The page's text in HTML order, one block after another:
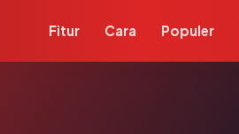
Fitur Cara Populer